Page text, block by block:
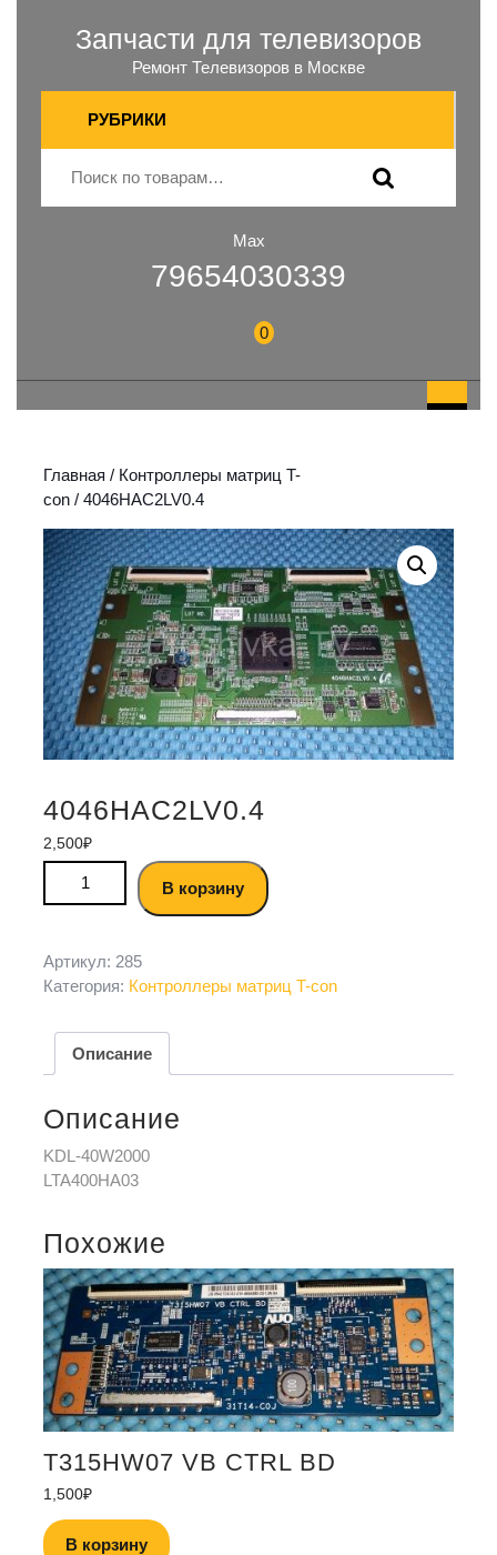
Запчасти для телевизоров
Ремонт Телевизоров в Москве
РУБРИКИ
Max
79654030339
0
Главная / Контроллеры матриц T-
con / 4046HAC2LV0.4
4046HAC2LV0.4
2,500₽
В корзину
Артикул: 285
Категория: Контроллеры матриц T-con
Описание
Описание
KDL-40W2000
LTA400HA03
Похожие
T315HW07 VB CTRL BD
1,500₽
В корзину